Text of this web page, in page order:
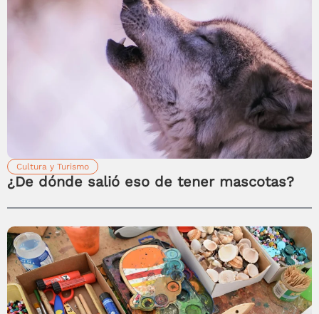
Cultura y Turismo
¿De dónde salió eso de tener mascotas?